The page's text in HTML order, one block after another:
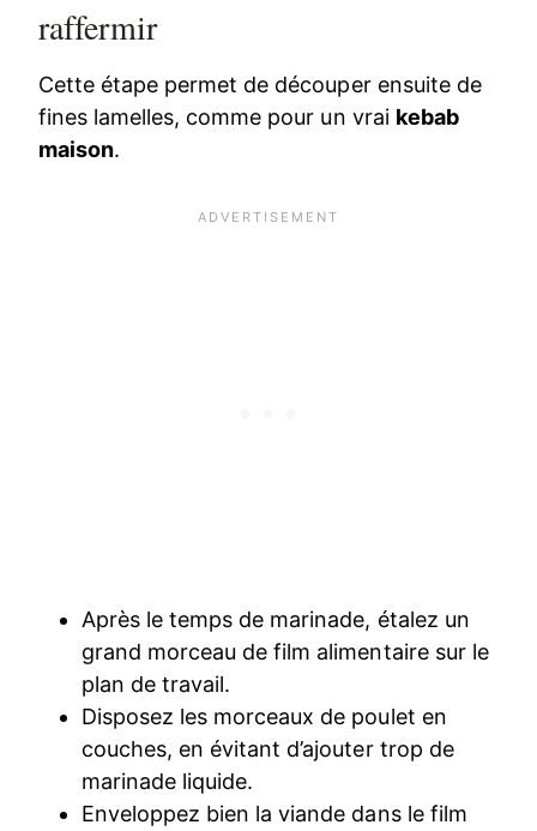
raffermir
Cette étape permet de découper ensuite de
fines lamelles, comme pour un vrai kebab
maison.
Après le temps de marinade, étalez un
grand morceau de film alimentaire sur le
plan de travail.
Disposez les morceaux de poulet en
couches, en évitant d’ajouter trop de
marinade liquide.
Enveloppez bien la viande dans le film